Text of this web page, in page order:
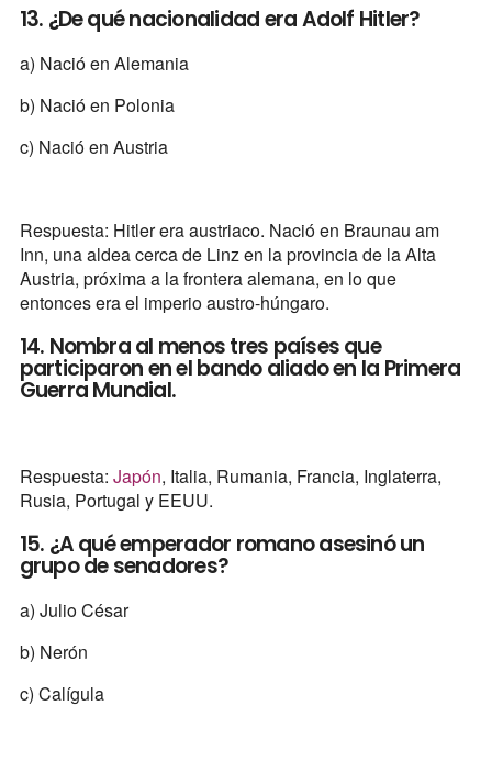
13. ¿De qué nacionalidad era Adolf Hitler?
a) Nació en Alemania
b) Nació en Polonia
c) Nació en Austria
Respuesta: Hitler era austriaco. Nació en Braunau am
Inn, una aldea cerca de Linz en la provincia de la Alta
Austria, próxima a la frontera alemana, en lo que
entonces era el imperio austro-húngaro.
14. Nombra al menos tres países que
participaron en el bando aliado en la Primera
Guerra Mundial.
Respuesta: Japón, Italia, Rumania, Francia, Inglaterra,
Rusia, Portugal y EEUU.
15. ¿A qué emperador romano asesinó un
grupo de senadores?
a) Julio César
b) Nerón
c) Calígula